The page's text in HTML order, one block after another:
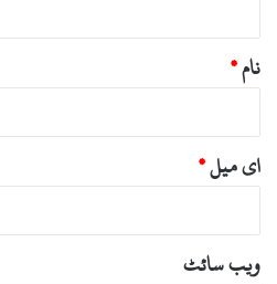
نام*
ای میل*
ویب‌ سائٹ